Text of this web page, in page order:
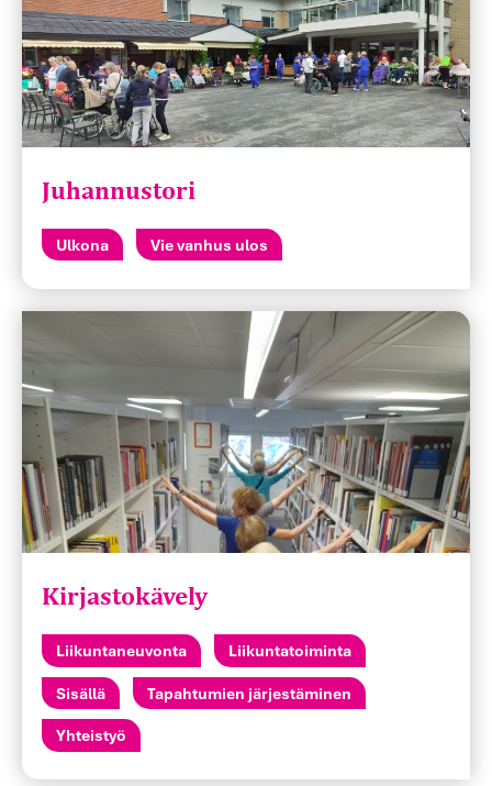
Juhannustori
Ulkona Vie vanhus ulos
Kirjastokävely
Liikuntaneuvonta Liikuntatoiminta
Sisällä Tapahtumien järjestäminen
Yhteistyö